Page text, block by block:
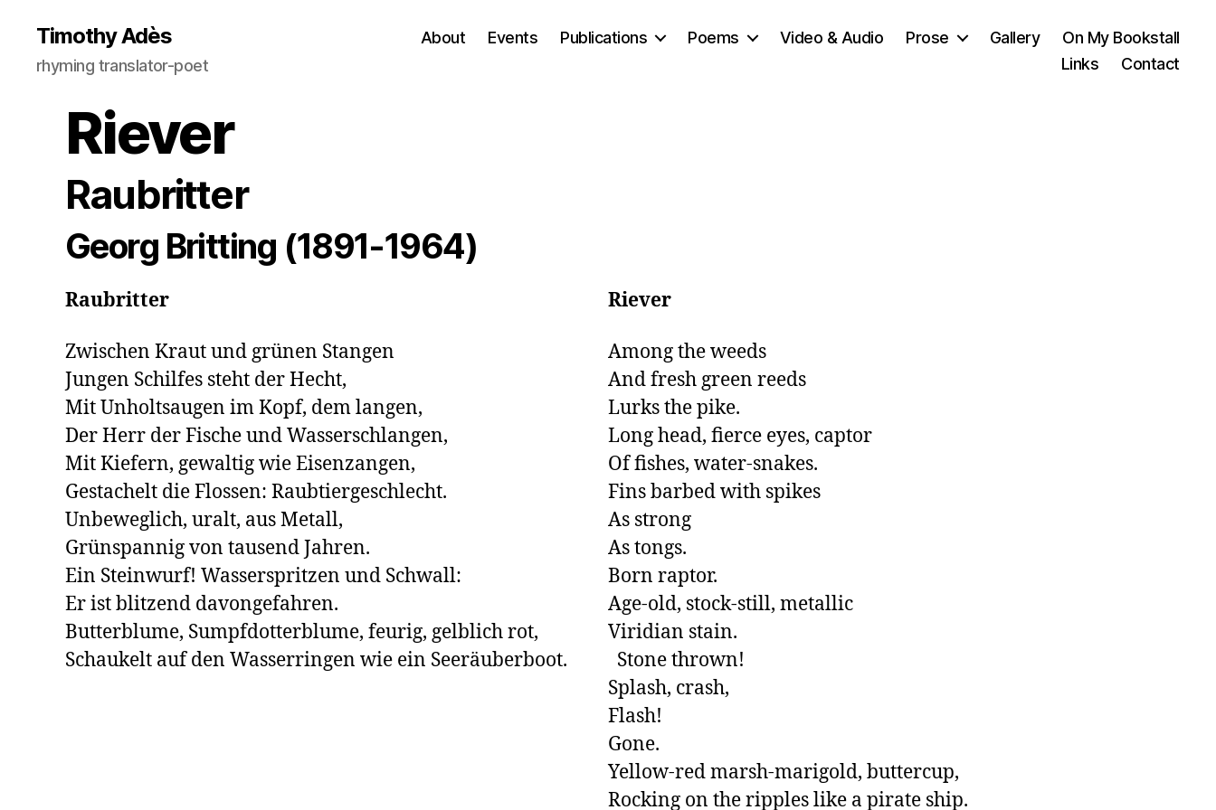
Timothy Adès
rhyming translator-poet
About Events Publications Poems Video & Audio Prose Gallery
On My Bookstall
Links
Contact
Riever
Raubritter
Georg Britting (1891-1964)
Raubritter
Zwischen Kraut und grünen Stangen
Jungen Schilfes steht der Hecht,
Mit Unholtsaugen im Kopf, dem langen,
Der Herr der Fische und Wasserschlangen,
Mit Kiefern, gewaltig wie Eisenzangen,
Gestachelt die Flossen: Raubtiergeschlecht.
Unbeweglich, uralt, aus Metall,
Grünspannig von tausend Jahren.
Ein Steinwurf! Wasserspritzen und Schwall:
Er ist blitzend davongefahren.
Butterblume, Sumpfdotterblume, feurig, gelblich rot,
Schaukelt auf den Wasserringen wie ein Seeräuberboot.
Riever
Among the weeds
And fresh green reeds
Lurks the pike.
Long head, fierce eyes, captor
Of fishes, water-snakes.
Fins barbed with spikes
As strong
As tongs.
Born raptor.
Age-old, stock-still, metallic
Viridian stain.
Stone thrown!
Splash, crash,
Flash!
Gone.
Yellow-red marsh-marigold, buttercup,
Rocking on the ripples like a pirate ship.